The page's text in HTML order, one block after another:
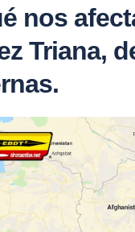
nos
Triana,